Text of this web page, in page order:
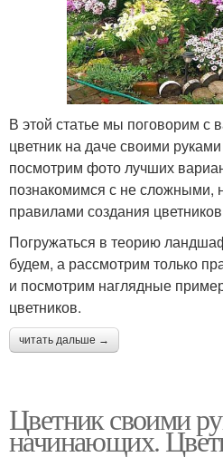
В этой статье мы поговорим с
цветник на даче своими
посмотрим фото лучших
познакомимся с не сложными,
правилами создания
Погружаться в теорию
будем, а рассмотрим только
и посмотрим наглядные
цветников.
читать дальше →
Цветник своими
начинающих.